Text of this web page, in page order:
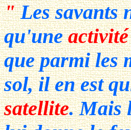
" Les savants
qu'une
que parmi les
sol, il en est
satellite. Mais